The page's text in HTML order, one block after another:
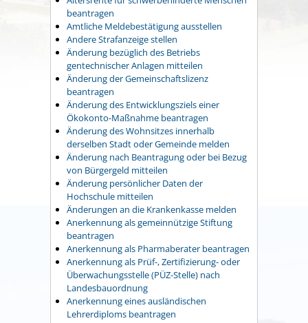
beantragen
Amtliche Meldebestätigung ausstellen
Andere Strafanzeige stellen
Änderung bezüglich des Betriebs
gentechnischer Anlagen mitteilen
Änderung der Gemeinschaftslizenz
beantragen
Änderung des Entwicklungsziels einer
Ökokonto-Maßnahme beantragen
Änderung des Wohnsitzes innerhalb
derselben Stadt oder Gemeinde melden
Änderung nach Beantragung oder bei Bezug
von Bürgergeld mitteilen
Änderung persönlicher Daten der
Hochschule mitteilen
Änderungen an die Krankenkasse melden
Anerkennung als gemeinnützige Stiftung
beantragen
Anerkennung als Pharmaberater beantragen
Anerkennung als Prüf-, Zertifizierung- oder
Überwachungsstelle (PÜZ-Stelle) nach
Landesbauordnung
Anerkennung eines ausländischen
Lehrerdiploms beantragen